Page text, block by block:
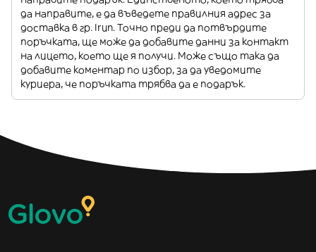
да направите, е да въведете правилния адрес за
доставка в гр. Irun. Точно преди да потвърдите
поръчката, ще може да добавите данни за контакт
на лицето, което ще я получи. Може също така да
добавите коментар по избор, за да уведомите
куриера, че поръчката трябва да е подарък.